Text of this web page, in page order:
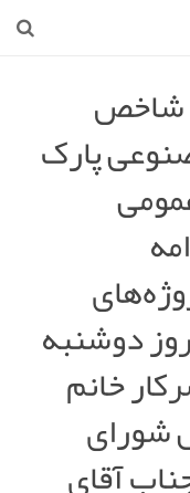
شاخص
پارک
دوشنبه
۱۴۰۴، ‍ سرکار خانم
شورای
آقای